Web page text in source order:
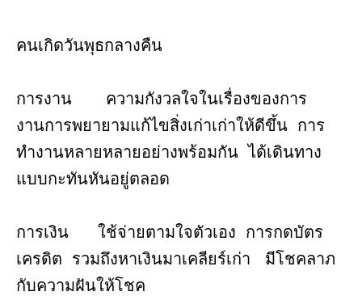
คนเกิดวันพุธกลางคืน
การงาน ความกังวลใจในเรื่องของการ
งานการพยายามแก้ไขสิ่งเก่าเก่าให้ดีขึ้น การ
ทำงานหลายหลายอย่างพร้อมกัน ได้เดินทาง
แบบกะทันหันอยู่ตลอด
การเงิน ใช้จ่ายตามใจตัวเอง การกดบัตร
เครดิต รวมถึงหาเงินมาเคลียร์เก่า มีโชคลาภ
กับความฝันให้โชค